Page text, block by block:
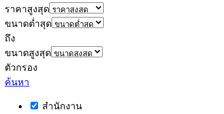
ราคาสูงสุด
ขนาดต่ำสุด
ถึง
ขนาดสูงสุด
ตัวกรอง
ค้นหา
สำนักงาน